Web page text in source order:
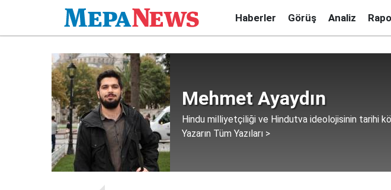
Haberler Görüş Analiz
Mehmet Ayaydın
Hindu milliyetçiliği ve Hindutva ideolojisinin tarihi
Yazarın Tüm Yazıları >